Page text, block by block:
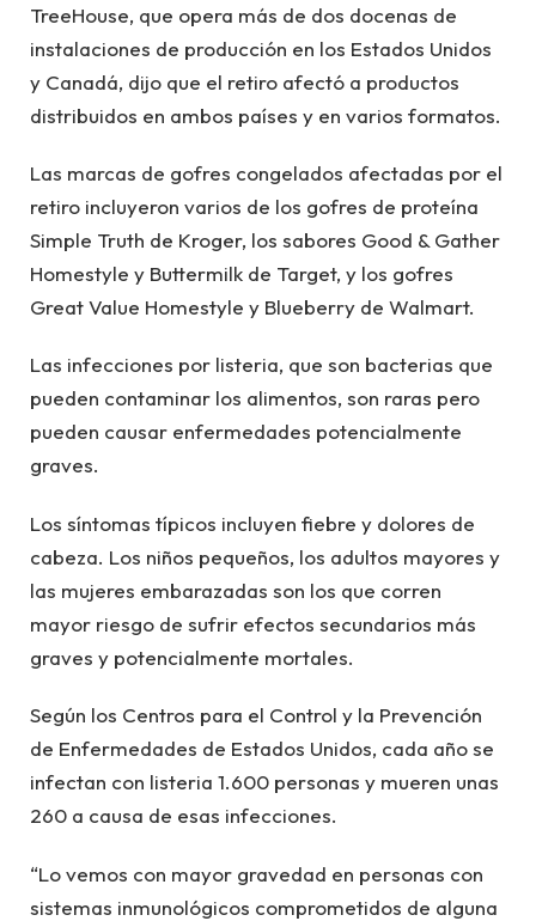
TreeHouse, que opera más de dos docenas de
instalaciones de producción en los Estados Unidos
y Canadá, dijo que el retiro afectó a productos
distribuidos en ambos países y en varios formatos.
Las marcas de gofres congelados afectadas por el
retiro incluyeron varios de los gofres de proteína
Simple Truth de Kroger, los sabores Good & Gather
Homestyle y Buttermilk de Target, y los gofres
Great Value Homestyle y Blueberry de Walmart.
Las infecciones por listeria, que son bacterias que
pueden contaminar los alimentos, son raras pero
pueden causar enfermedades potencialmente
graves.
Los síntomas típicos incluyen fiebre y dolores de
cabeza. Los niños pequeños, los adultos mayores y
las mujeres embarazadas son los que corren
mayor riesgo de sufrir efectos secundarios más
graves y potencialmente mortales.
Según los Centros para el Control y la Prevención
de Enfermedades de Estados Unidos, cada año se
infectan con listeria 1.600 personas y mueren unas
260 a causa de esas infecciones.
“Lo vemos con mayor gravedad en personas con
sistemas inmunológicos comprometidos de alguna